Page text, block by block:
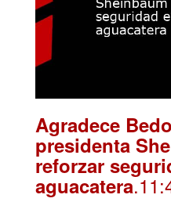
Agradece
presidenta
reforzar
aguacatera